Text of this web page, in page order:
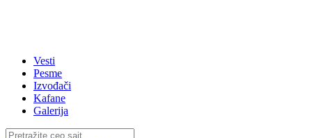
Vesti
Pesme
Izvođači
Kafane
Galerija